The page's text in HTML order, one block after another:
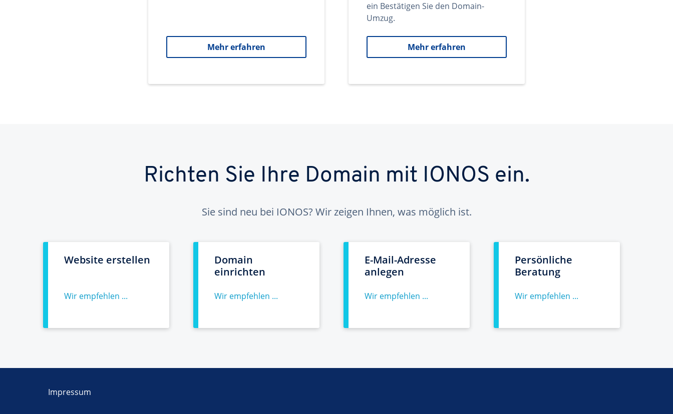
Mehr erfahren
ein Bestätigen Sie den Domain-
Umzug.
Mehr erfahren
Richten Sie Ihre Domain mit IONOS ein.
Sie sind neu bei IONOS? Wir zeigen Ihnen, was möglich ist.
Website erstellen
Wir empfehlen ...
Domain
einrichten
Wir empfehlen ...
E-Mail-Adresse
anlegen
Wir empfehlen ...
Persönliche
Beratung
Wir empfehlen ...
Impressum